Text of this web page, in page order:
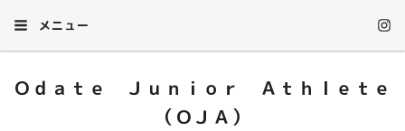
メニュー
Ｏｄａｔｅ Ｊｕｎｉｏｒ Ａｔｈｌｅｔｅ
（ＯＪＡ）